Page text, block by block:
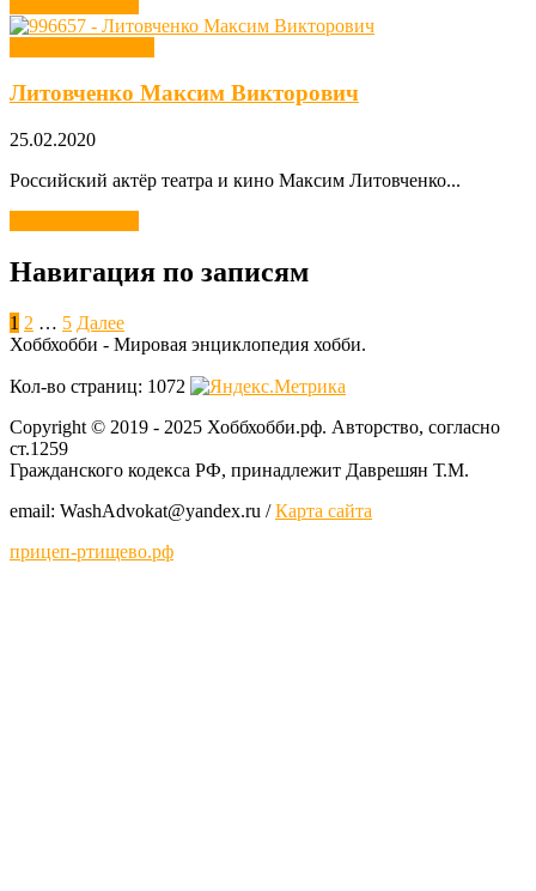
Литовченко Максим Викторович
25.02.2020
Российский актёр театра и кино Максим Литовченко...
Навигация по записям
1 2 … 5 Далее
Хоббхобби - Мировая энциклопедия хобби.
Кол-во страниц: 1072
Copyright © 2019 - 2025 Хоббхобби.рф. Авторство, согласно
ст.1259
Гражданского кодекса РФ, принадлежит Даврешян Т.М.
email: WashAdvokat@yаndex.ru /Карта сайта
прицеп-ртищево.рф